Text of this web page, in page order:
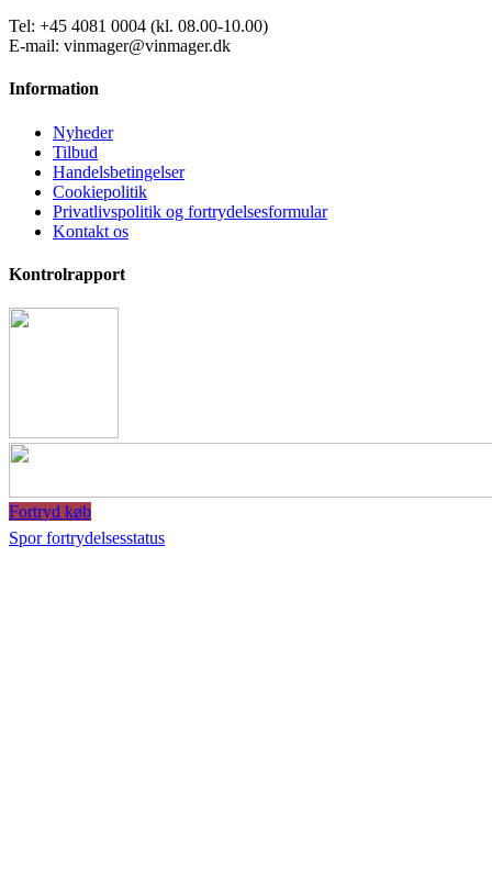
Tel: +45 4081 0004 (kl. 08.00-10.00)
E-mail: vinmager@vinmager.dk
Information
Nyheder
Tilbud
Handelsbetingelser
Cookiepolitik
Privatlivspolitik og fortrydelsesformular
Kontakt os
Kontrolrapport
Fortryd køb
Spor fortrydelsesstatus